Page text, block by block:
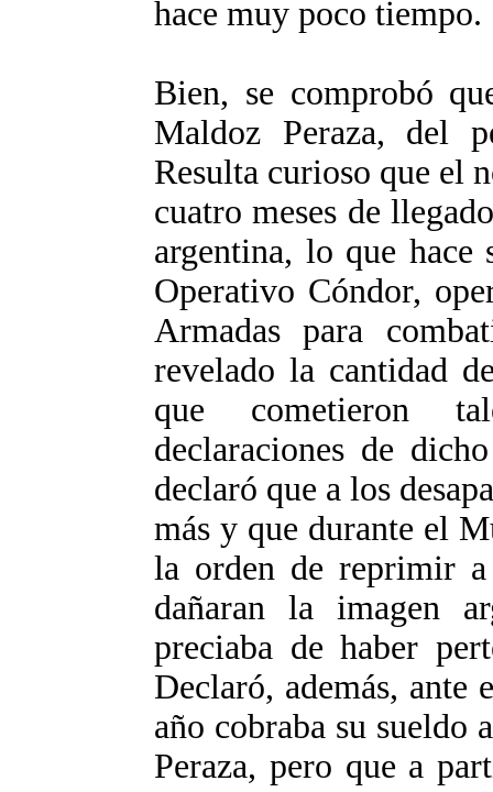
hace muy poco tiempo.
Bien, se comprobó
Maldoz Peraza, del
Resulta curioso que el
cuatro meses de
argentina, lo que hace
Operativo Cóndor,
Armadas para
revelado la cantidad
que cometieron
declaraciones de
declaró que a los
más y que durante el
la orden de reprimir
dañaran la imagen
preciaba de haber
Declaró, además, ante
año cobraba su sueldo
Peraza, pero que a